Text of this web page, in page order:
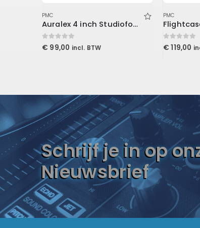
PMC
Auralex 4 inch Studiofoam Metro
0out of 5
€ 99,00 incl. BTW
PMC
0out of 5
€ 119,00
Schrijf je in op
Nieuwsbrief